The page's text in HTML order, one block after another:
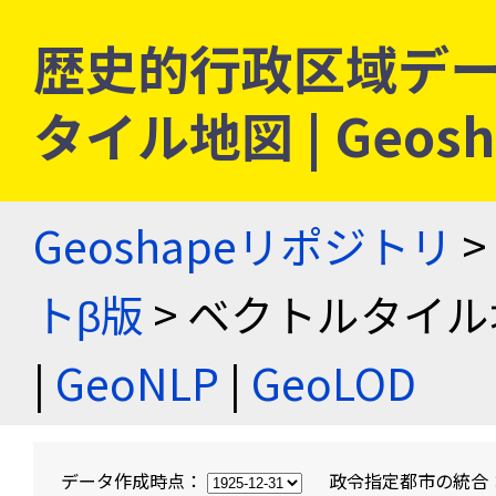
歴史的行政区域デ
タイル地図 |
Geoshapeリポジトリ >
トβ版 > ベクトルタイ
| GeoNLP | GeoLOD
データ作成時点： 政令指定都市の統